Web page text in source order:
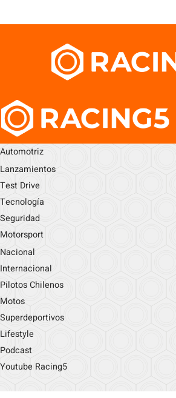
Automotriz
Lanzamientos
Test Drive
Tecnología
Seguridad
Motorsport
Nacional
Internacional
Pilotos Chilenos
Motos
Superdeportivos
Lifestyle
Podcast
Youtube Racing5